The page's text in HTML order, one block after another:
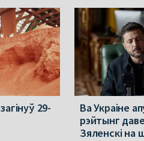
29-
Ва Украіне
рэйтынг
Зяленскі